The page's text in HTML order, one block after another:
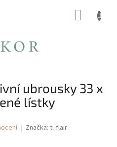
ubrousky 33 x
lístky
Značka: ti-flair